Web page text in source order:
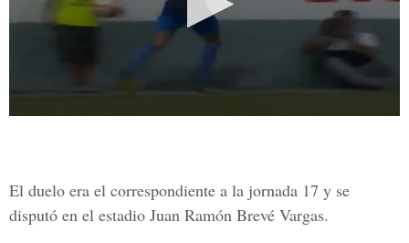
El duelo era el correspondiente a la jornada 17 y se
disputó en el estadio Juan Ramón Brevé Vargas.